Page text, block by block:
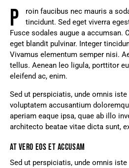
P
roin faucibus nec mauris a
tincidunt. Sed eget viverra
Fusce sodales augue a accumsan.
eget blandit pulvinar. Integer
Vivamus elementum semper nisi.
tellus. Aenean leo ligula, porttitor
eleifend ac, enim.
Sed ut perspiciatis, unde omnis
voluptatem accusantium
aperiam eaque ipsa, quae ab illo
architecto beatae vitae dicta sunt,
AT VERO EOS ET ACCUSAM
Sed ut perspiciatis, unde omnis